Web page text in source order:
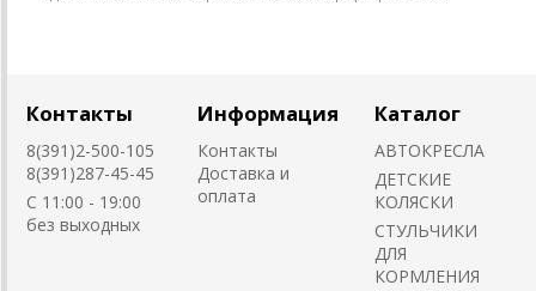
Контакты
8(391)2-500-105
8(391)287-45-45
C 11:00 - 19:00
без выходных
Информация
Контакты
Доставка и
оплата
Каталог
АВТОКРЕСЛА
ДЕТСКИЕ
КОЛЯСКИ
CТУЛЬЧИКИ
ДЛЯ
КОРМЛЕНИЯ